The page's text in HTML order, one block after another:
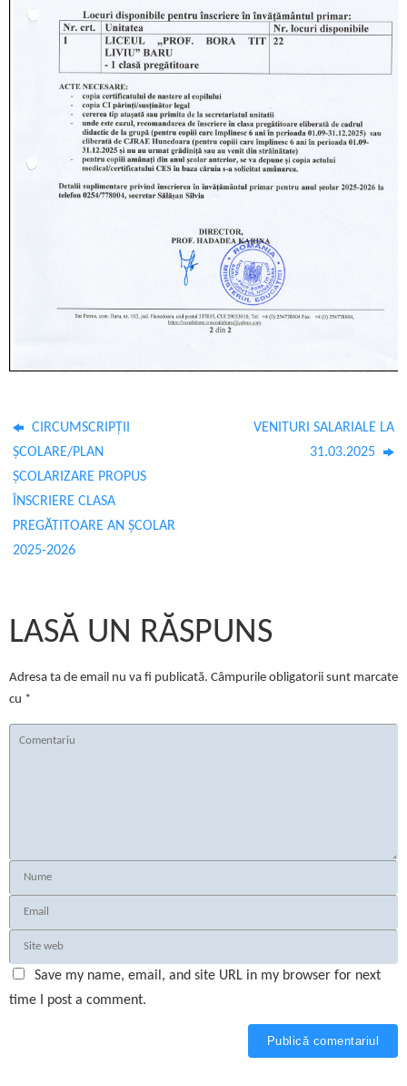
CIRCUMSCRIPȚII
ȘCOLARE/PLAN
ȘCOLARIZARE PROPUS
ÎNSCRIERE CLASA
PREGĂTITOARE AN ȘCOLAR
2025-2026
VENITURI SALARIALE LA
31.03.2025
LASĂ UN RĂSPUNS
Adresa ta de email nu va fi publicată. Câmpurile obligatorii sunt marcate
cu *
Save my name, email, and site URL in my browser for next
time I post a comment.